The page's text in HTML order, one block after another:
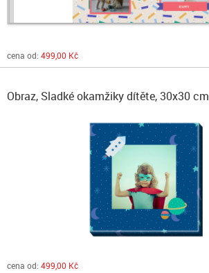
cena od: 499,00 Kč
Obraz, Sladké okamžiky dítěte, 30x30 cm
cena od: 499,00 Kč